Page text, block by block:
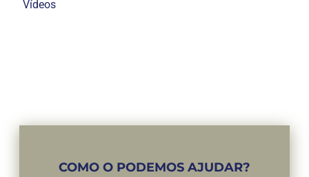
Vídeos
COMO O PODEMOS AJUDAR?